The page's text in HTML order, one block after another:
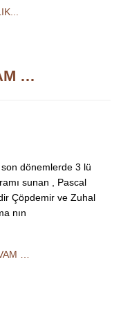
…
son dönemlerde 3 lü
sunan , Pascal
Çöpdemir ve Zuhal
nın
…